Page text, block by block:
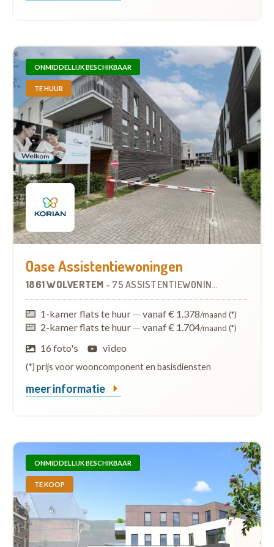
ONMIDDELLIJK BESCHIKBAAR
TE HUUR
Oase Assistentiewoningen
1861 WOLVERTEM - 75 ASSISTENTIEWONINGEN
1-kamer flats te huur — vanaf € 1.378/maand (*)
2-kamer flats te huur — vanaf € 1.704/maand (*)
16 foto's video
(*) prijs voor wooncomponent en basisdiensten
meer informatie
ONMIDDELLIJK BESCHIKBAAR
TE KOOP